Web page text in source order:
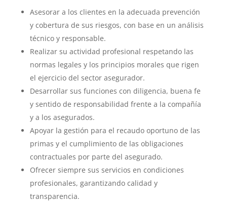
Asesorar a los clientes en la adecuada prevención
y cobertura de sus riesgos, con base en un análisis
técnico y responsable.
Realizar su actividad profesional respetando las
normas legales y los principios morales que rigen
el ejercicio del sector asegurador.
Desarrollar sus funciones con diligencia, buena fe
y sentido de responsabilidad frente a la compañía
y a los asegurados.
Apoyar la gestión para el recaudo oportuno de las
primas y el cumplimiento de las obligaciones
contractuales por parte del asegurado.
Ofrecer siempre sus servicios en condiciones
profesionales, garantizando calidad y
transparencia.